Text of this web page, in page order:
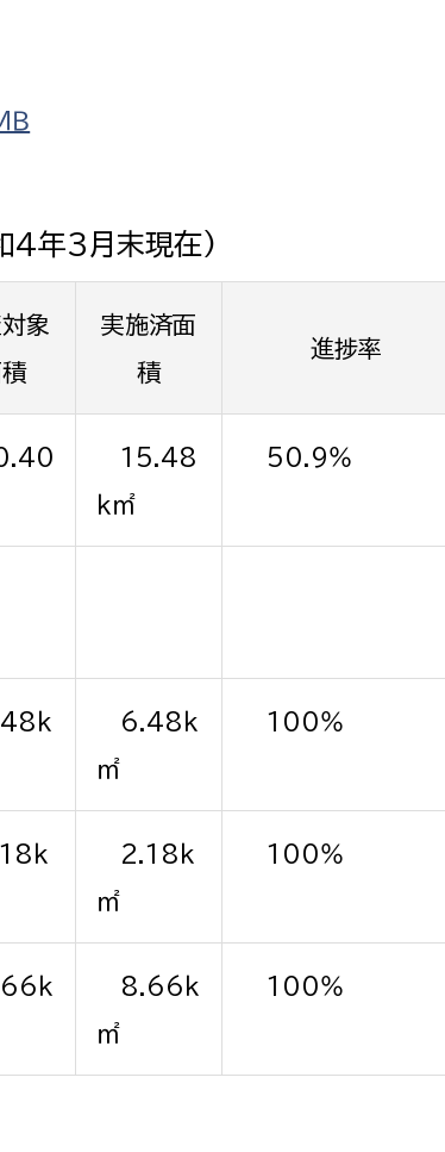
Ｂ
況（令和4年3月末現在)
象
実施済面
積
進捗率
15.48
ｋ㎡
50.9％
ｋ
6.48ｋ
㎡
100％
ｋ
2.18ｋ
㎡
100％
ｋ
8.66ｋ
㎡
100％